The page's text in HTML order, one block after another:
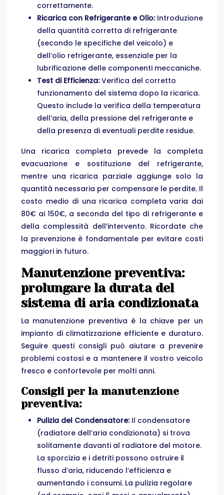
correttamente.
Ricarica con Refrigerante e Olio: Introduzione
della quantità corretta di refrigerante
(secondo le specifiche del veicolo) e
dell’olio refrigerante, essenziale per la
lubrificazione delle componenti meccaniche.
Test di Efficienza:Verifica del corretto
funzionamento del sistema dopo la ricarica.
Questo include la verifica della temperatura
dell’aria, della pressione del refrigerante e
della presenza di eventuali perdite residue.
Una ricarica completa prevede la completa
evacuazione e sostituzione del refrigerante,
mentre una ricarica parziale aggiunge solo la
quantità necessaria per compensare le perdite. Il
costo medio di una ricarica completa varia dai
80€ ai 150€, a seconda del tipo di refrigerante e
della complessità dell’intervento. Ricordate che
la prevenzione è fondamentale per evitare costi
maggiori in futuro.
Manutenzione preventiva:
prolungare la durata del
sistema di aria condizionata
La manutenzione preventiva è la chiave per un
impianto di climatizzazione efficiente e duraturo.
Seguire questi consigli può aiutare a prevenire
problemi costosi e a mantenere il vostro veicolo
fresco e confortevole per molti anni.
Consigli per la manutenzione
preventiva:
Pulizia del Condensatore: Il condensatore
(radiatore dell’aria condizionata) si trova
solitamente davanti al radiatore del motore.
La sporcizia e i detriti possono ostruire il
flusso d’aria, riducendo l’efficienza e
aumentando i consumi. La pulizia regolare